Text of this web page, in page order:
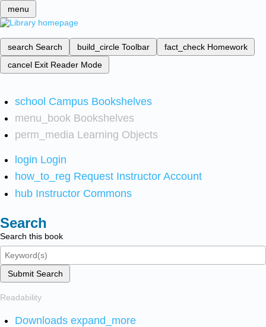
menu
search Search build_circle Toolbar fact_check Homework
cancel Exit Reader Mode
school Campus Bookshelves
menu_book Bookshelves
perm_media Learning Objects
login Login
how_to_reg Request Instructor Account
hub Instructor Commons
Search
Search this book
Submit Search
Readability
Downloads expand_more